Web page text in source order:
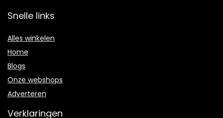
Snelle links
Alles winkelen
Home
Blogs
Onze webshops
Adverteren
Verklaringen